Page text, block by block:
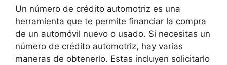
Un número de crédito automotriz es una
herramienta que te permite financiar la compra
de un automóvil nuevo o usado. Si necesitas un
número de crédito automotriz, hay varias
maneras de obtenerlo. Estas incluyen solicitarlo